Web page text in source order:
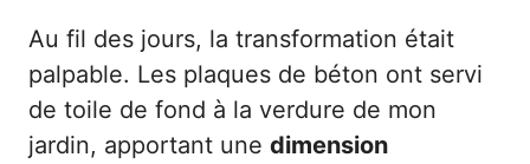
Au fil des jours, la transformation était
palpable. Les plaques de béton ont servi
de toile de fond à la verdure de mon
jardin, apportant une dimension